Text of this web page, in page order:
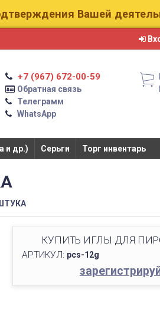
Вашей
+7 (967) 672-00-59
Обратная связь
Телеграмм
WhatsApp
и др.) Серьги Торг инвентарь
КУПИТЬ ИГЛЫ ДЛЯ
АРТИКУЛ: pcs-12g